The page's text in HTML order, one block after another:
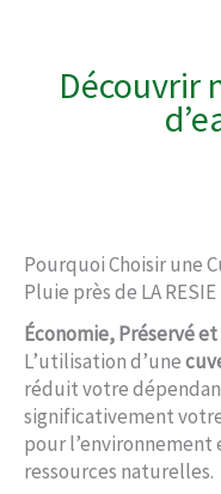
Découvrir
Pourquoi Choisir une
Pluie près de LA RESIE
Économie, Préservé
L’utilisation d’une
réduit votre
significativement
pour
ressources naturelles.